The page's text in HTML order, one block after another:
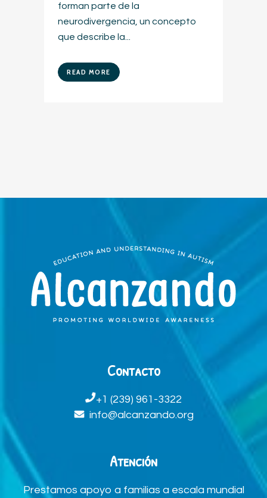
forman parte de la
neurodivergencia, un concepto
que describe la...
READ MORE
Contacto
+1 (239) 961-3322
info@alcanzando.org
Atención
Prestamos apoyo a familias a escala mundial